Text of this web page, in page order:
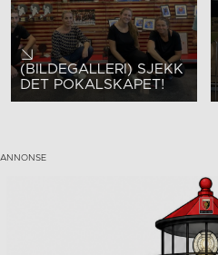
(BILDEGALLERI) SJEKK
DET POKALSKAPET!